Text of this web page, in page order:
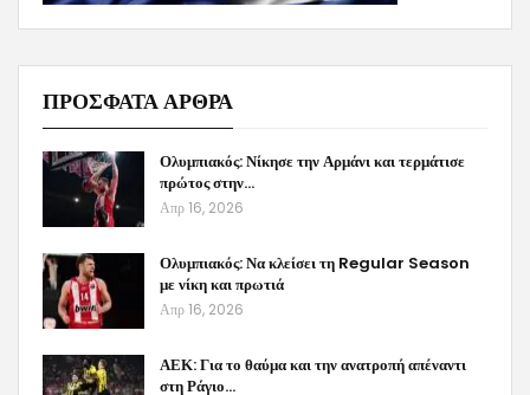
ΠΡΟΣΦΑΤΑ ΑΡΘΡΑ
Ολυμπιακός: Νίκησε την Αρμάνι και τερμάτισε
πρώτος στην…
Απρ 16, 2026
Ολυμπιακός: Να κλείσει τη Regular Season
με νίκη και πρωτιά
Απρ 16, 2026
ΑΕΚ: Για το θαύμα και την ανατροπή απέναντι
στη Ράγιο…